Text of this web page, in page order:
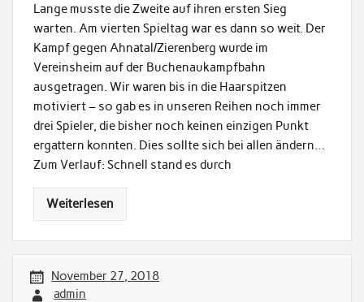
Lange musste die Zweite auf ihren ersten Sieg
warten. Am vierten Spieltag war es dann so weit. Der
Kampf gegen Ahnatal/Zierenberg wurde im
Vereinsheim auf der Buchenaukampfbahn
ausgetragen. Wir waren bis in die Haarspitzen
motiviert – so gab es in unseren Reihen noch immer
drei Spieler, die bisher noch keinen einzigen Punkt
ergattern konnten. Dies sollte sich bei allen ändern…
Zum Verlauf: Schnell stand es durch
Weiterlesen
November 27, 2018
admin